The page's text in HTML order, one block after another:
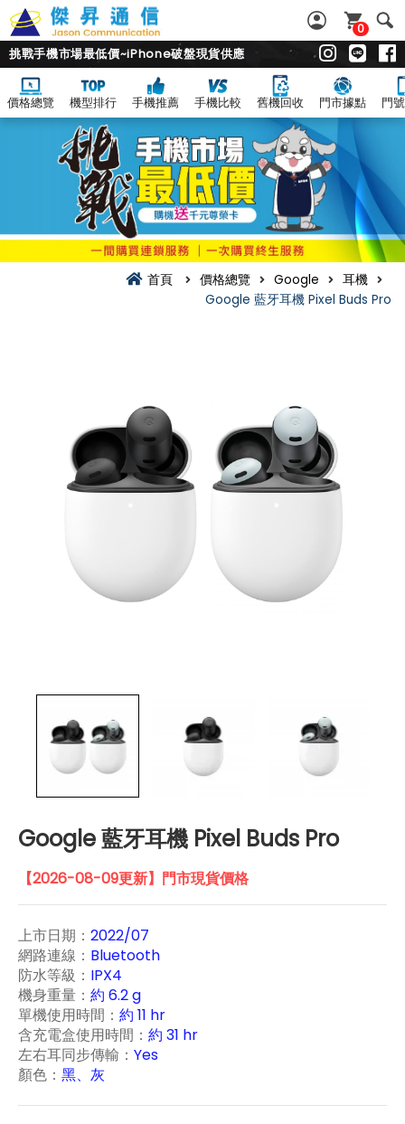
0
挑戰手機市場最低價~iPhone破盤現貨供應
價格總覽 機型排行 手機推薦 手機比較 舊機回收 門市據點 門
首頁 價格總覽 Google
耳機
Google 藍牙耳機 Pixel Buds Pro
Google 藍牙耳機 Pixel Buds Pro
【2026-08-09更新】門市現貨價格
上市日期： 2022/07
網路連線： Bluetooth
防水等級： IPX4
機身重量： 約 6.2 g
單機使用時間： 約 11 hr
含充電盒使用時間： 約 31 hr
左右耳同步傳輸： Yes
顏色： 黑、灰